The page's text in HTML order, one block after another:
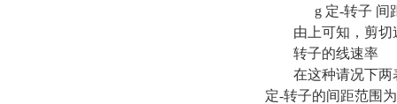
g 定-转子 间距
由上可知，剪
转子的线速率
在这种请况下两
定-转子的间距范围